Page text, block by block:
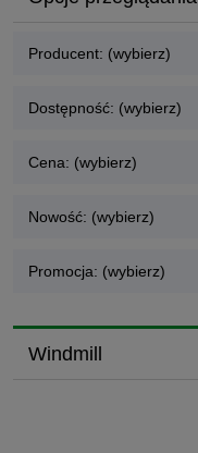
Producent: (wybierz)
Dostępność: (wybierz)
Cena: (wybierz)
Nowość: (wybierz)
Promocja: (wybierz)
Windmill